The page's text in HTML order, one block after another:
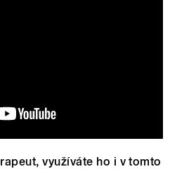
využíváte ho i v tomto